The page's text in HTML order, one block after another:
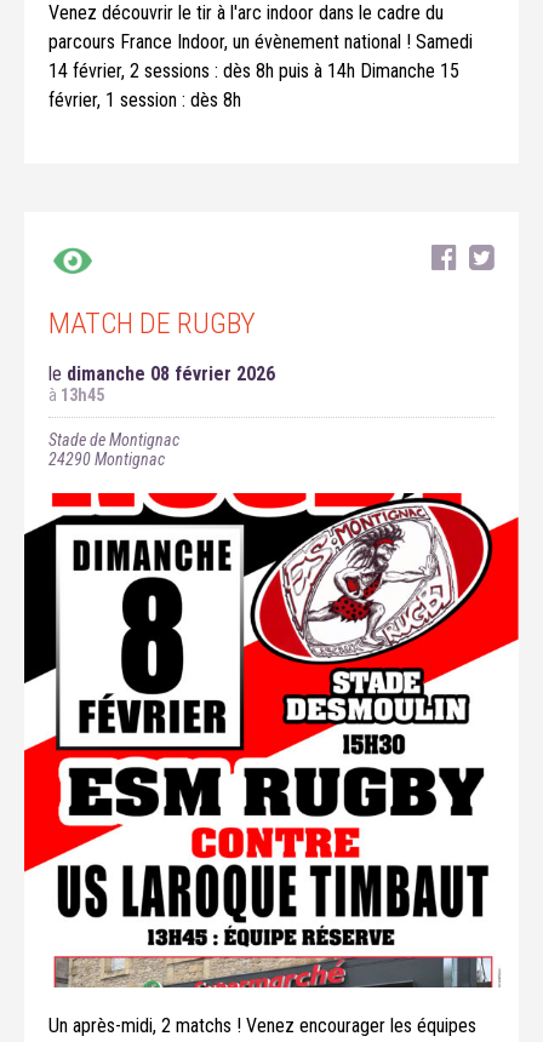
Venez découvrir le tir à l'arc indoor dans le cadre du
parcours France Indoor, un évènement national ! Samedi
14 février, 2 sessions : dès 8h puis à 14h Dimanche 15
février, 1 session : dès 8h
MATCH DE RUGBY
le dimanche 08 février 2026
à 13h45
Stade de Montignac
24290Montignac
Un après-midi, 2 matchs ! Venez encourager les équipes